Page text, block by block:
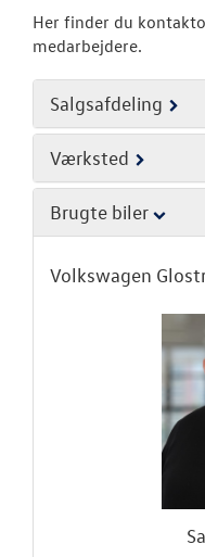
Her finder du
medarbejdere.
Salgsafdeling
Værksted
Brugte biler
Volkswagen